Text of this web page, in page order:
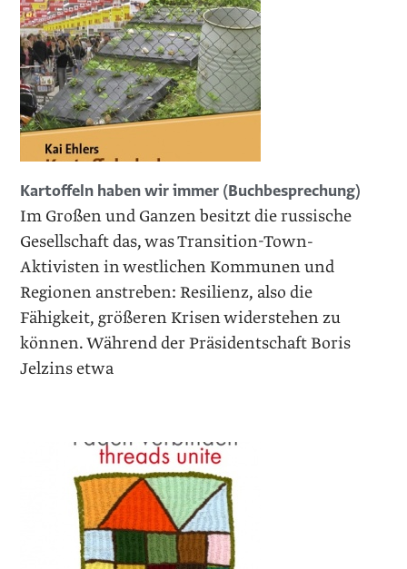
Kartoffeln haben wir immer (Buchbesprechung)
Im Großen und Ganzen besitzt die russische
Gesellschaft das, was Transition-Town-
Aktivisten in westlichen Kommunen und
Regionen anstreben: Resilienz, also die
Fähigkeit, größeren Krisen widerstehen zu
können. Während der Präsidentschaft Boris
Jelzins etwa